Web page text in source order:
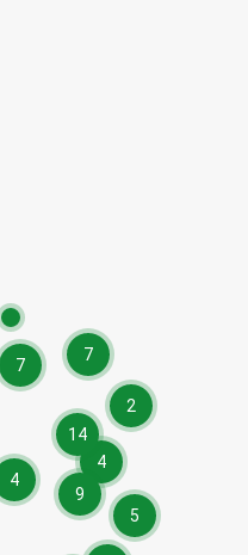
14
7
9
7
4
5
2
4